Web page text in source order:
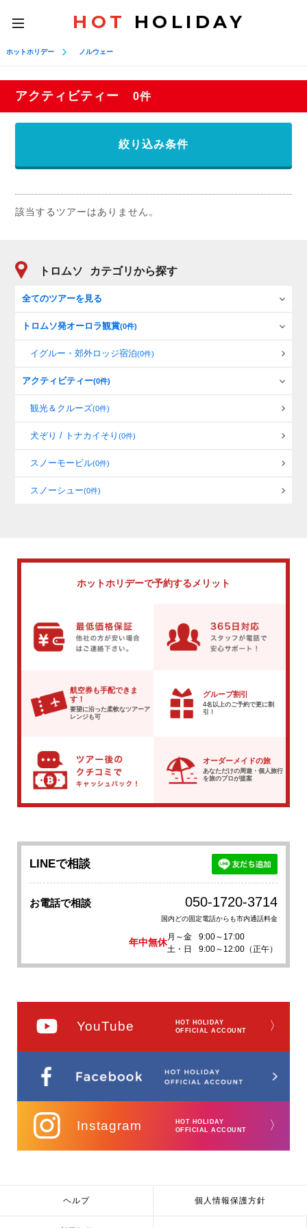
toggle
navigation
HOT HOLIDAY
ホットホリデー ノルウェー
アクティビティー 0件
絞り込み条件
該当するツアーはありません。
トロムソ カテゴリから探す
全てのツアーを見る
トロムソ発オーロラ観賞(0件)
イグルー・郊外ロッジ宿泊(0件)
アクティビティー(0件)
観光＆クルーズ(0件)
犬ぞり / トナカイそり(0件)
スノーモービル(0件)
スノーシュー(0件)
ホットホリデーで予約するメリット
航空券も手配できま
す！
要望に沿った柔軟なツアーア
レンジも可
グループ割引
4名以上のご予約で更に割
引！
オーダーメイドの旅
あなただけの周遊・個人旅行
を旅のプロが提案
LINEで相談
お電話で相談 050-1720-3714
国内どの固定電話からも市内通話料金
年中無休
月～金
9:00～17:00
土・日
9:00～12:00（正午）
YouTube
HOT HOLIDAY
OFFICIAL ACCOUNT
〉
Instagram
HOT HOLIDAY
OFFICIAL ACCOUNT
〉
ヘルプ 個人情報保護方針